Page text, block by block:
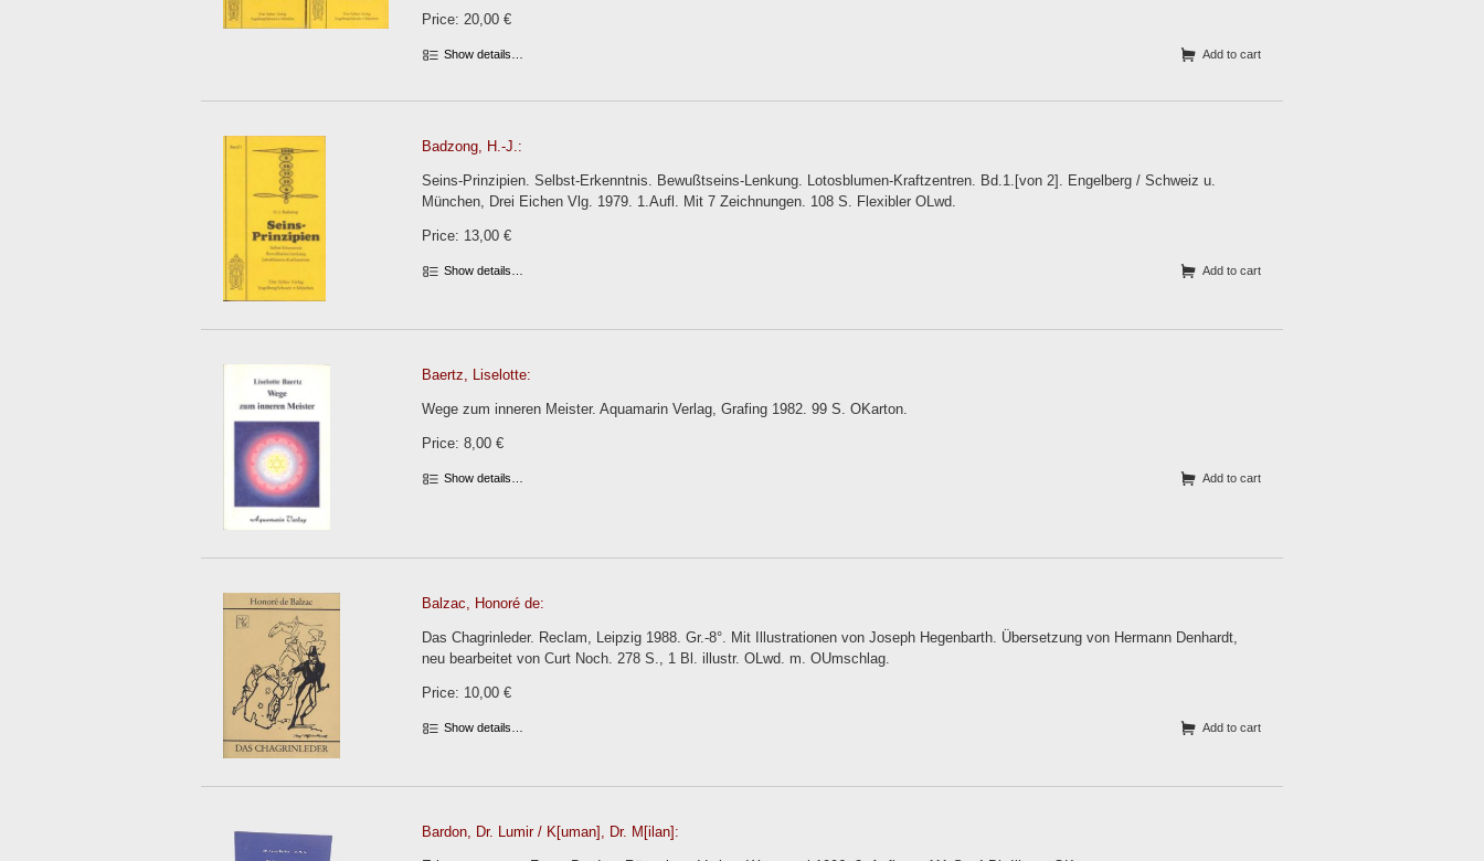
Price: 20,00 €
Show details… Add to cart
Badzong, H.-J.:
Seins-Prinzipien. Selbst-Erkenntnis. Bewußtseins-Lenkung. Lotosblumen-Kraftzentren. Bd.1.[von 2]. Engelberg / Schweiz u.
München, Drei Eichen Vlg. 1979. 1.Aufl. Mit 7 Zeichnungen. 108 S. Flexibler OLwd.
Price: 13,00 €
Show details… Add to cart
Baertz, Liselotte:
Wege zum inneren Meister. Aquamarin Verlag, Grafing 1982. 99 S. OKarton.
Price: 8,00 €
Show details… Add to cart
Balzac, Honoré de:
Das Chagrinleder. Reclam, Leipzig 1988. Gr.-8°. Mit Illustrationen von Joseph Hegenbarth. Übersetzung von Hermann Denhardt,
neu bearbeitet von Curt Noch. 278 S., 1 Bl. illustr. OLwd. m. OUmschlag.
Price: 10,00 €
Show details… Add to cart
Bardon, Dr. Lumir / K[uman], Dr. M[ilan]: